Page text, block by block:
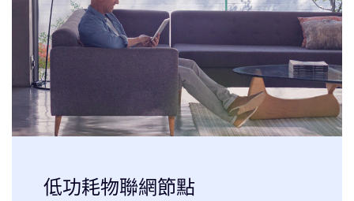
低功耗物聯網節點